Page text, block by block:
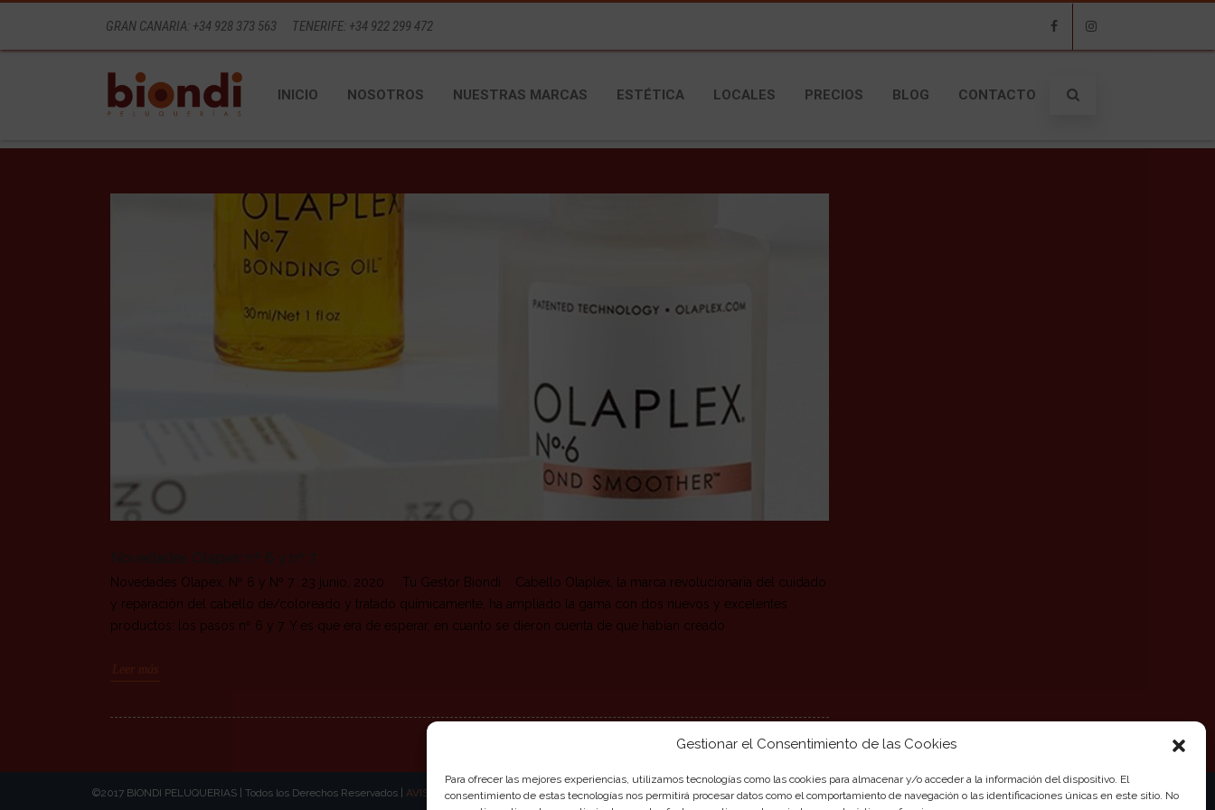
Gestionar el Consentimiento de las Cookies
Para ofrecer las mejores experiencias, utilizamos tecnologías como las cookies para almacenar y/o acceder a la información del dispositivo. El
consentimiento de estas tecnologías nos permitirá procesar datos como el comportamiento de navegación o las identificaciones únicas en este sitio. No
GRAN CANARIA: +34 928 373 563 TENERIFE: +34 922 299 472
INICIO NOSOTROS NUESTRAS MARCAS ESTÉTICA LOCALES PRECIOS BLOG CONTACTO
Novedades Olapex: nº 6 y nº 7
Novedades Olapex: Nº 6 y Nº 7 23 junio, 2020 Tu Gestor Biondi Cabello Olaplex, la marca revolucionaria del cuidado
y reparación del cabello de/coloreado y tratado químicamente, ha ampliado la gama con dos nuevos y excelentes
productos: los pasos nº 6 y 7. Y es que era de esperar, en cuanto se dieron cuenta de que habían creado
Leer más
©2017 BIONDI PELUQUERIAS | Todos los Derechos Reservados | AVISO LEGAL|POLITICA DE COOKIES